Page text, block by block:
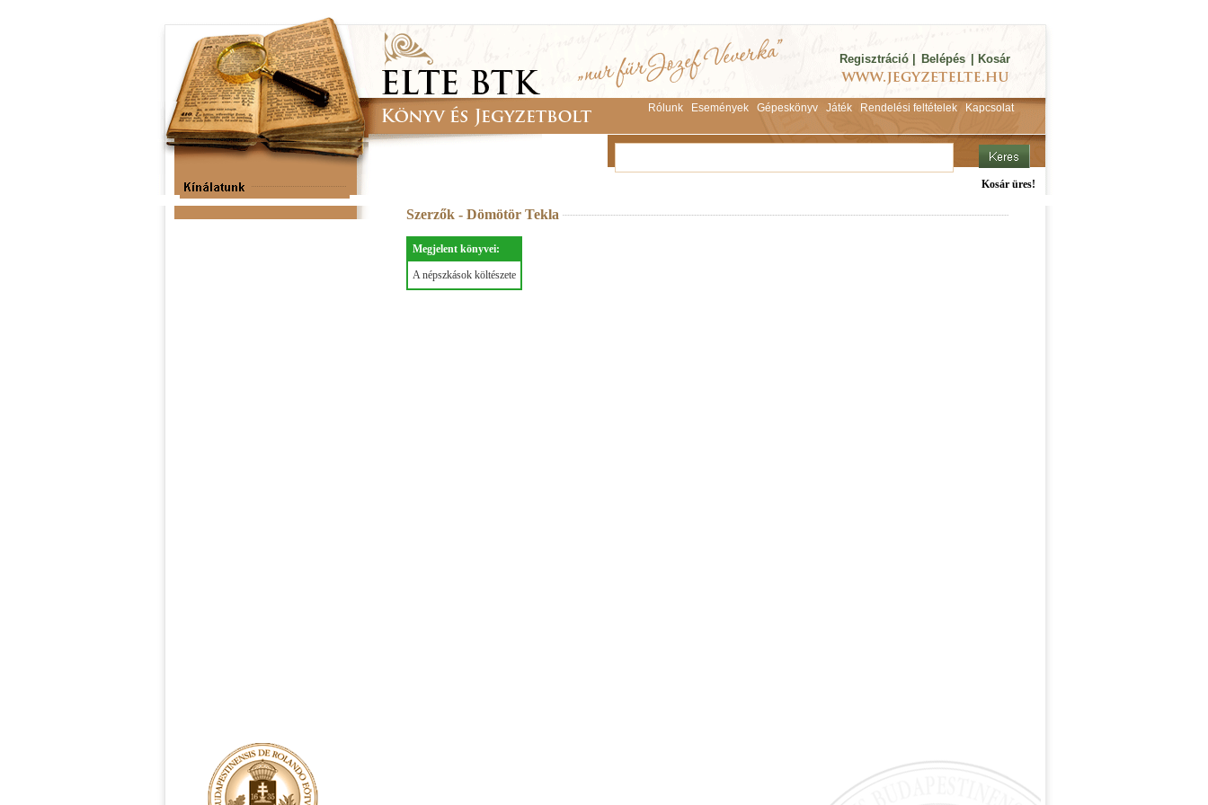
Regisztráció Belépés Kosár
Rólunk Események Gépeskönyv Játék Rendelési feltételek Kapcsolat
Kosár üres!
Szerzők - Dömötör Tekla
Megjelent könyvei:
A népszkások költészete